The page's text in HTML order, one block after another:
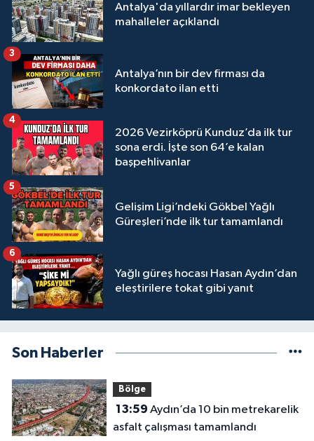
Antalya'da yıllardır imar bekleyen
mahalleler açıklandı
Antalya’nın bir dev firması da
konkordato ilan etti
3
2026 Vezirköprü Kunduz’da ilk tur
sona erdi. İşte son 64’e kalan
başpehlivanlar
4
Gelişim Ligi’ndeki Gökbel Yağlı
Güreşleri’nde ilk tur tamamlandı
5
Yağlı güreş hocası Hasan Aydın’dan
eleştirilere tokat gibi yanıt
6
Son Haberler
Bölge
13:59
asfalt çalışması tamamlandı